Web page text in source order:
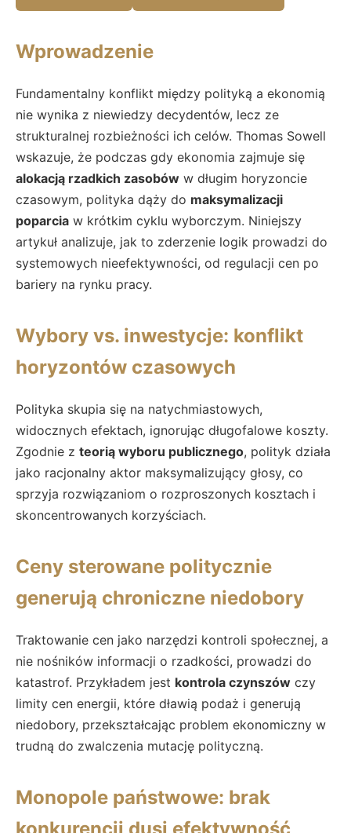
Wprowadzenie
Fundamentalny konflikt między polityką a ekonomią
nie wynika z niewiedzy decydentów, lecz ze
strukturalnej rozbieżności ich celów. Thomas Sowell
wskazuje, że podczas gdy ekonomia zajmuje się
alokacją rzadkich zasobów w długim horyzoncie
czasowym, polityka dąży do maksymalizacji
poparcia w krótkim cyklu wyborczym. Niniejszy
artykuł analizuje, jak to zderzenie logik prowadzi do
systemowych nieefektywności, od regulacji cen po
bariery na rynku pracy.
Wybory vs. inwestycje: konflikt
horyzontów czasowych
Polityka skupia się na natychmiastowych,
widocznych efektach, ignorując długofalowe koszty.
Zgodnie z teorią wyboru publicznego, polityk działa
jako racjonalny aktor maksymalizujący głosy, co
sprzyja rozwiązaniom o rozproszonych kosztach i
skoncentrowanych korzyściach.
Ceny sterowane politycznie
generują chroniczne niedobory
Traktowanie cen jako narzędzi kontroli społecznej, a
nie nośników informacji o rzadkości, prowadzi do
katastrof. Przykładem jest kontrola czynszów czy
limity cen energii, które dławią podaż i generują
niedobory, przekształcając problem ekonomiczny w
trudną do zwalczenia mutację polityczną.
Monopole państwowe: brak
konkurencji dusi efektywność